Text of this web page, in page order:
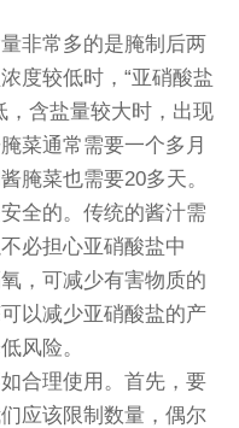
非常多的是腌制后两
度较低时，“亚硝酸盐
，含盐量较大时，出现
菜通常需要一个多月
腌菜也需要20多天。
全的。传统的酱汁需
必担心亚硝酸盐中
，可减少有害物质的
以减少亚硝酸盐的产
风险。
合理使用。首先，要
应该限制数量，偶尔